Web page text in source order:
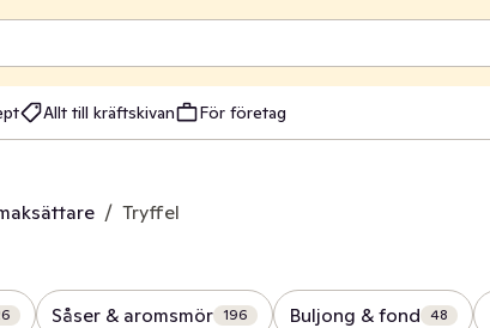
Allt till kräftskivan För företag
/ Tryffel
Såser & aromsmör 196 Buljong & fond 48